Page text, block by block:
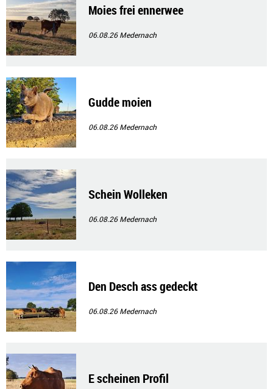
Moies frei ennerwee
06.08.26Medernach
Gudde moien
06.08.26Medernach
Schein Wolleken
06.08.26Medernach
Den Desch ass gedeckt
06.08.26Medernach
E scheinen Profil